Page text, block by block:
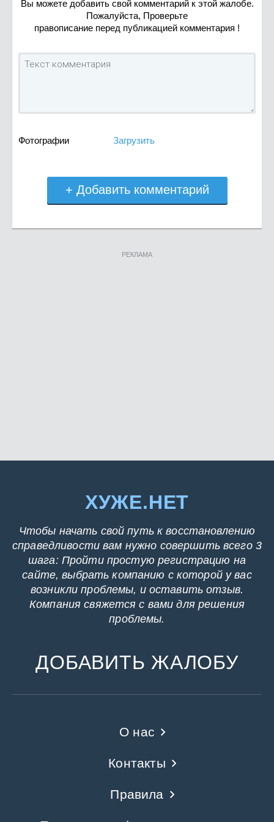
Вы можете добавить свой комментарий к этой жалобе.
Пожалуйста, Проверьте
правописание перед публикацией комментария !
Фотографии Загрузить
+ Добавить комментарий
РЕКЛАМА
ХУЖЕ.НЕТ
Чтобы начать свой путь к восстановлению
справедливости вам нужно совершить всего 3
шага: Пройти простую регистрацию на
сайте, выбрать компанию с которой у вас
возникли проблемы, и оставить отзыв.
Компания свяжется с вами для решения
проблемы.
ДОБАВИТЬ ЖАЛОБУ
О нас
Контакты
Правила